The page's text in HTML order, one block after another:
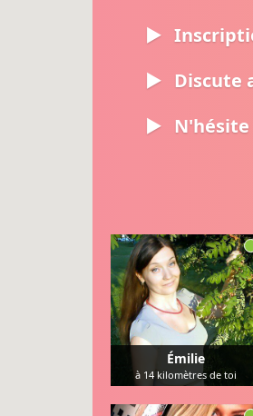
Discute
Émilie
à 14 kilomètres de toi